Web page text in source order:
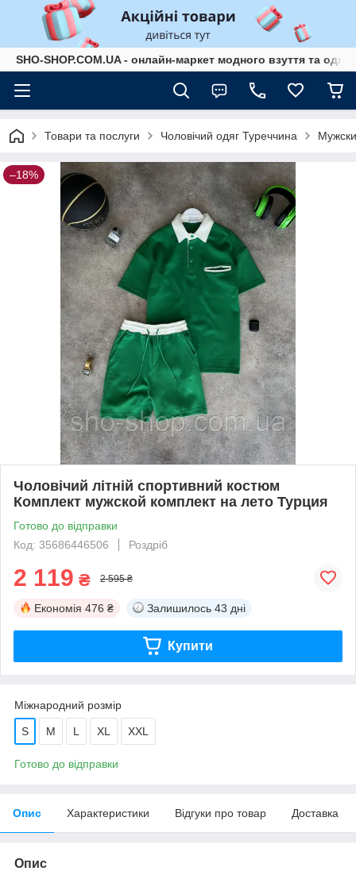
SHO-SHOP.COM.UA - онлайн-маркет модного взуття та
Товари та послуги Чоловічий одяг Туреччина
–18%
Чоловічий літній спортивний костюм
Комплект мужской комплект на лето Турция
Готово до відправки
Код: 35686446506
Роздріб
2 119 ₴ 2 595 ₴
Економія 476 ₴ Залишилось 43 дні
Купити
Міжнародний розмір
S M L XL XXL
Готово до відправки
Опис Характеристики Відгуки про товар Доставка
Опис